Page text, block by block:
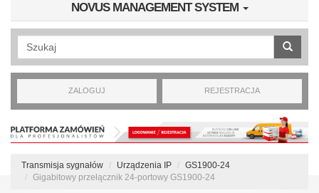
NOVUS MANAGEMENT SYSTEM
Wyszukiwanie pełnotekstowe
ZALOGUJ REJESTRACJA
Transmisja sygnałów Urządzenia IP
GS1900-24
Gigabitowy przełącznik 24-portowy GS1900-24